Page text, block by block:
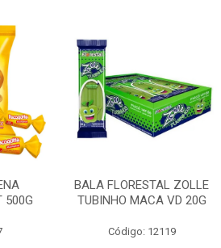
500G
BALA FLORESTAL ZOLLE
TUBINHO MACA VD 20G
Código: 12119